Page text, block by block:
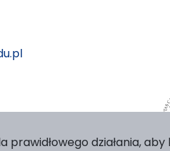
prawidłowego działania,